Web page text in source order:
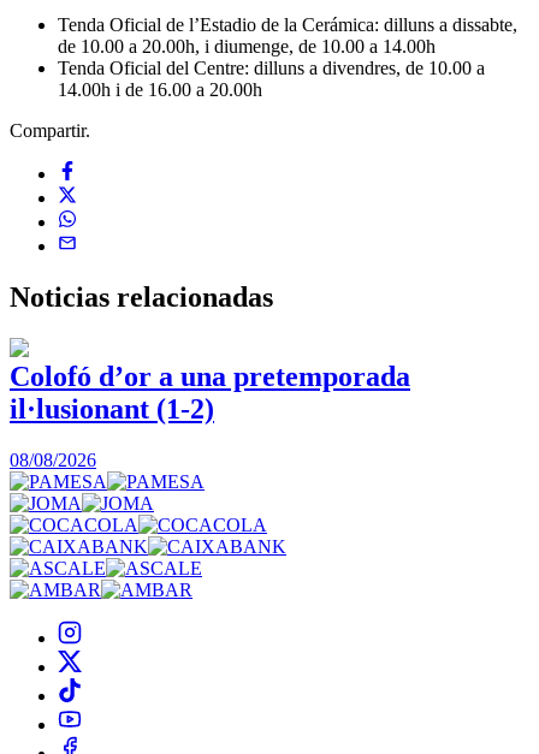
Tenda Oficial de l’Estadio de la Cerámica: dilluns a dissabte,
de 10.00 a 20.00h, i diumenge, de 10.00 a 14.00h
Tenda Oficial del Centre: dilluns a divendres, de 10.00 a
14.00h i de 16.00 a 20.00h
Compartir.
Noticias relacionadas
Colofó d’or a una pretemporada
il·lusionant (1-2)
08/08/2026